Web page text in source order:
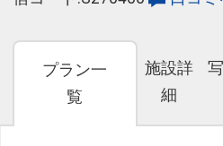
プラン一
覧
施設詳
細